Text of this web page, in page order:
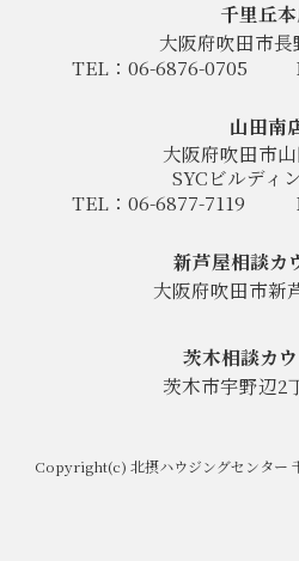
千里丘
大阪府吹田市長
TEL：06-6876-0705
山田南
大阪府吹田市
SYCビルディ
TEL：06-6877-7119
新芦屋相談カ
大阪府吹田市新
茨木相談カ
茨木市宇野辺2
Copyright(c) 北摂ハウジングセンター